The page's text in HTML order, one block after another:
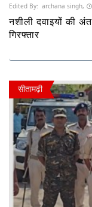
Edited By: archana singh,
नशीली दवाइयों की
गिरफ्तार
सीतामढ़ी